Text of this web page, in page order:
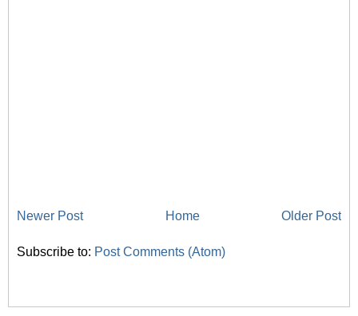
Newer Post Older Post
Home
Subscribe to: Post Comments (Atom)